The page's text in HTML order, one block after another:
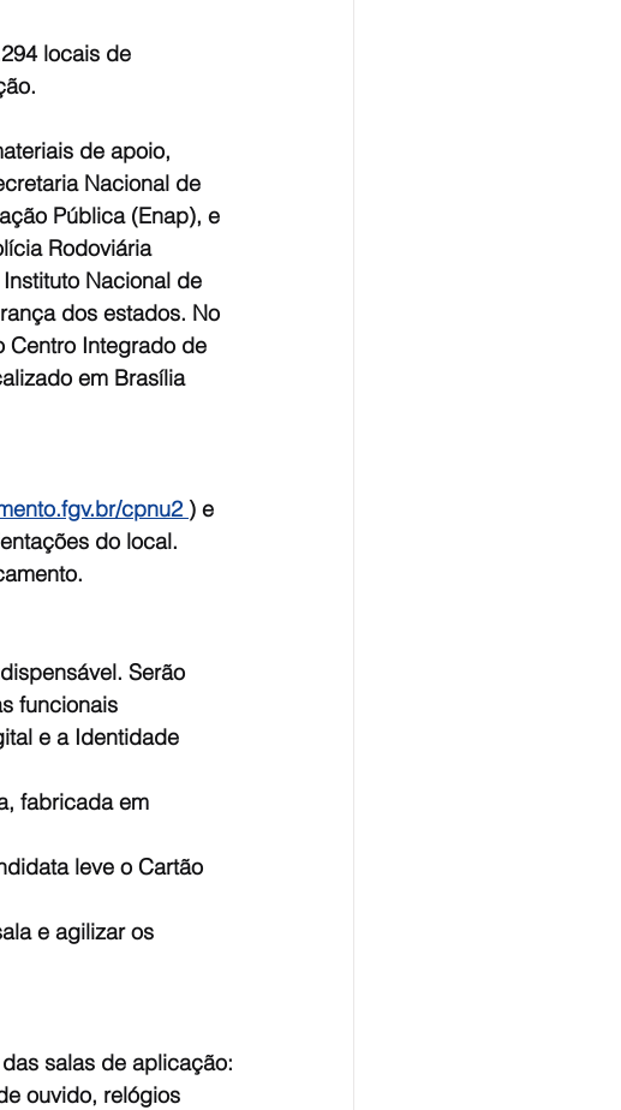
locais de
de apoio,
Nacional de
Pública (Enap), e
Rodoviária
Nacional de
dos estados. No
Centro Integrado de
em Brasília
cpnu2 ) e
do local.
Serão
funcionais
e a Identidade
fabricada em
leve o Cartão
e agilizar os
salas de aplicação:
ouvido, relógios